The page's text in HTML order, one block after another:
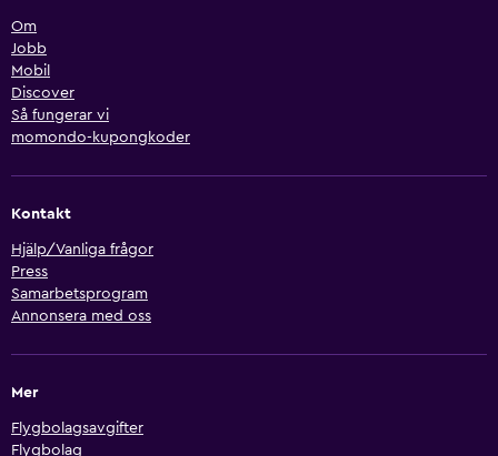
Om
Jobb
Mobil
Discover
Så fungerar vi
momondo-kupongkoder
Kontakt
Hjälp/Vanliga frågor
Press
Samarbetsprogram
Annonsera med oss
Mer
Flygbolagsavgifter
Flygbolag